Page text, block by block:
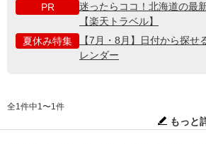
PR
迷ったらココ！北海道の最
【楽天トラベル】
夏休み特集
【7月・8月】日付から探せ
レンダー
全1件中1〜1件
もっと